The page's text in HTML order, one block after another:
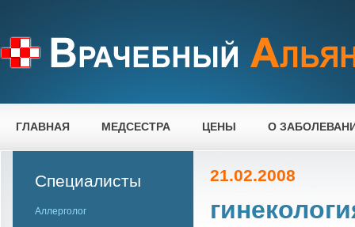
ГЛАВНАЯ МЕДСЕСТРА ЦЕНЫ О
Специалисты
Аллерголог
21.02.2008